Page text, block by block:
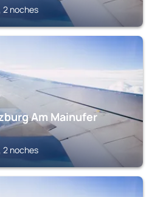
2 noches
Am Mainufer
2 noches